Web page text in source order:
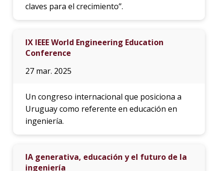
claves para el crecimiento”.
IX IEEE World Engineering Education
Conference
27 mar. 2025
Un congreso internacional que posiciona a
Uruguay como referente en educación en
ingeniería.
IA generativa, educación y el futuro de la
ingeniería